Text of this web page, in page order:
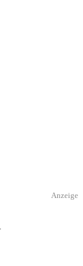
Anzeige